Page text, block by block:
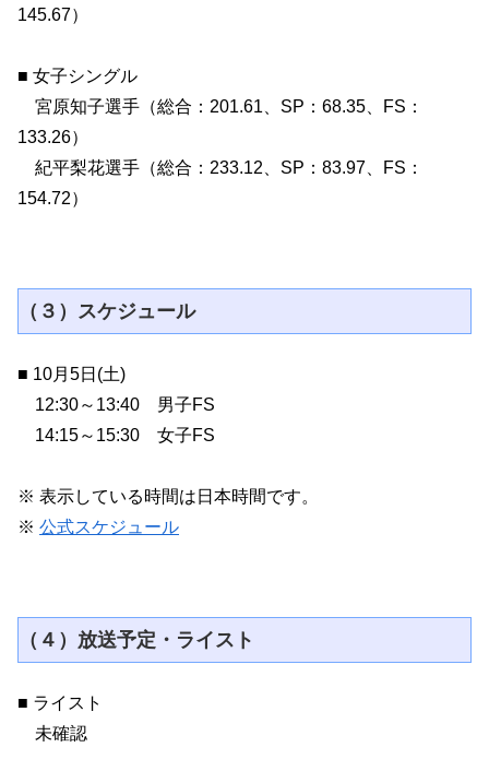
145.67）
■ 女子シングル
宮原知子選手（総合：201.61、SP：68.35、FS：
133.26）
紀平梨花選手（総合：233.12、SP：83.97、FS：
154.72）
（３）スケジュール
■ 10月5日(土)
12:30～13:40 男子FS
14:15～15:30 女子FS
※ 表示している時間は日本時間です。
※ 公式スケジュール
（４）放送予定・ライスト
■ ライスト
未確認